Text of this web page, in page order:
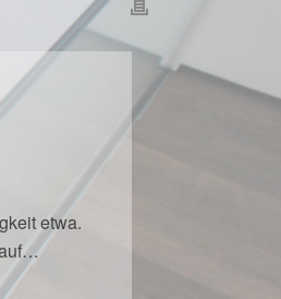
etwa.
auf…